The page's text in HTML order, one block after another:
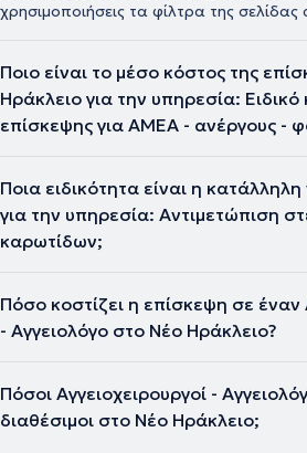
χρησιμοποιήσεις τα φίλτρα της σελίδας
Ποιο είναι το μέσο κόστος της
Ηράκλειο για την υπηρεσία: Ειδικό
επίσκεψης για ΑΜΕΑ - ανέργους -
Ποια ειδικότητα είναι η
για την υπηρεσία: Αντιμετώπιση
καρωτίδων;
Πόσο κοστίζει η επίσκεψη σε έναν
- Αγγειολόγο στο Νέο Ηράκλειο?
Πόσοι Αγγειοχειρουργοί -
διαθέσιμοι στο Νέο Ηράκλειο;